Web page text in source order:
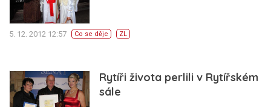
5. 12. 2012 12:57 Co se děje ZL
Rytíři života perlili v Rytířském
sále